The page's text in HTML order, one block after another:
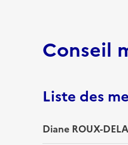
Conseil
Liste des
Diane ROUX-